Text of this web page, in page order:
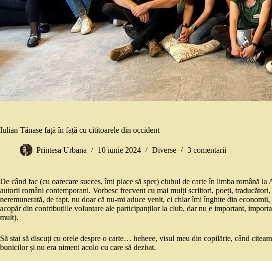
Iulian Tănase față în față cu cititoarele din occident
Printesa Urbana 10 iunie 2024 Diverse 3 comentarii
De când fac (cu oarecare succes, îmi place să sper) clubul de carte în limba română
autorii români contemporani. Vorbesc frecvent cu mai mulți scriitori, poeți,
neremunerată, de fapt, nu doar că nu-mi aduce venit, ci chiar îmi înghite din economii,
acopăr din contribuțiile voluntare ale participanților la club, dar nu e important,
mult).
Să stai să discuți cu orele despre o carte… heheee, visul meu din copilărie, când
bunicilor și nu era nimeni acolo cu care să dezbat.